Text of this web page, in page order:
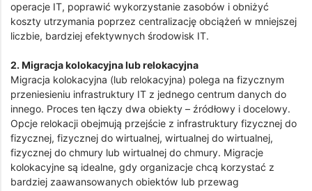
operacje IT, poprawić wykorzystanie zasobów i obniżyć
koszty utrzymania poprzez centralizację obciążeń w mniejszej
liczbie, bardziej efektywnych środowisk IT.
2. Migracja kolokacyjna lub relokacyjna
Migracja kolokacyjna (lub relokacyjna) polega na fizycznym
przeniesieniu infrastruktury IT z jednego centrum danych do
innego. Proces ten łączy dwa obiekty – źródłowy i docelowy.
Opcje relokacji obejmują przejście z infrastruktury fizycznej do
fizycznej, fizycznej do wirtualnej, wirtualnej do wirtualnej,
fizycznej do chmury lub wirtualnej do chmury. Migracje
kolokacyjne są idealne, gdy organizacje chcą korzystać z
bardziej zaawansowanych obiektów lub przewag